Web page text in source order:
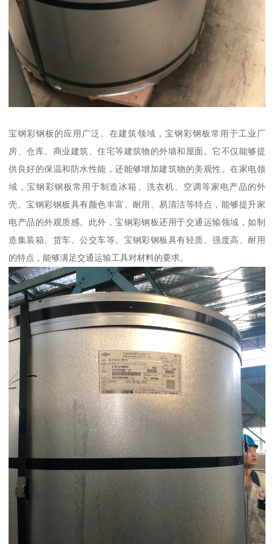
宝钢彩钢板的应用广泛。在建筑领域，宝钢彩钢板常用于工业厂
房、仓库、商业建筑、住宅等建筑物的外墙和屋面。它不仅能够提
供良好的保温和防水性能，还能够增加建筑物的美观性。在家电领
域，宝钢彩钢板常用于制造冰箱、洗衣机、空调等家电产品的外
壳。宝钢彩钢板具有颜色丰富、耐用、易清洁等特点，能够提升家
电产品的外观质感。此外，宝钢彩钢板还用于交通运输领域，如制
造集装箱、货车、公交车等。宝钢彩钢板具有轻质、强度高、耐用
的特点，能够满足交通运输工具对材料的要求。